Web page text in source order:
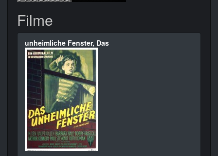
Filme
unheimliche Fenster, Das